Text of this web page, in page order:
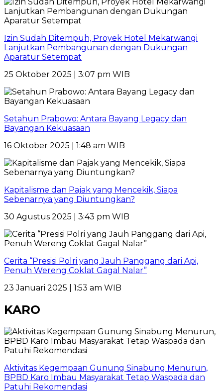
Izin Sudah Ditempuh, Proyek Hotel Mekarwangi
Lanjutkan Pembangunan dengan Dukungan
Aparatur Setempat
25 Oktober 2025 | 3:07 pm WIB
Setahun Prabowo: Antara Bayang Legacy dan
Bayangan Kekuasaan
16 Oktober 2025 | 1:48 am WIB
Kapitalisme dan Pajak yang Mencekik, Siapa
Sebenarnya yang Diuntungkan?
30 Agustus 2025 | 3:43 pm WIB
Cerita “Presisi Polri yang Jauh Panggang dari Api,
Penuh Wereng Coklat Gagal Nalar”
23 Januari 2025 | 1:53 am WIB
KARO
Aktivitas Kegempaan Gunung Sinabung Menurun,
BPBD Karo Imbau Masyarakat Tetap Waspada dan
Patuhi Rekomendasi